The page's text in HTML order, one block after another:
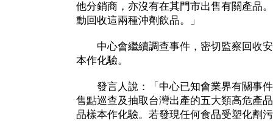
他分銷商，亦沒有在其門市出售有關產品
動回收這兩種沖劑飲品。」
中心會繼續調查事件，密切監察回收安
本作化驗。
發言人說：「中心已知會業界有關事件
售點巡查及抽取台灣出產的五大類高危產
品樣本作化驗。若發現任何食品受塑化劑